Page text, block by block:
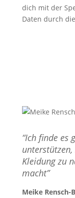
dich mit der
Daten durch
“Ich finde es
Kleidung zu
macht”
Meike Rensch-